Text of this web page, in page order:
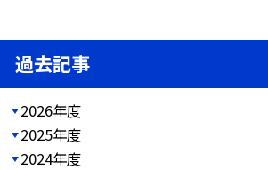
過去記事
2026年度
2025年度
2024年度